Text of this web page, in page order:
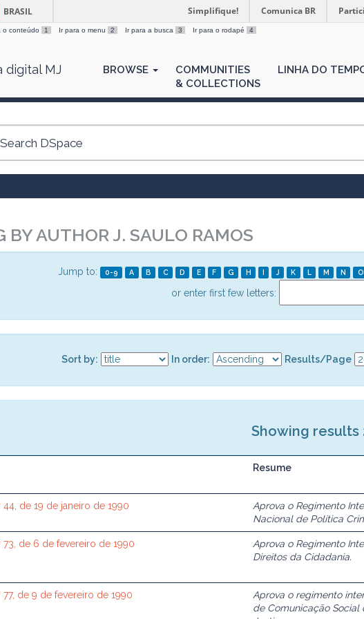
BRASIL Simplifique! Comunica BR
o conteúdo 1 Ir para o menu 2 Ir para a busca 3 Ir para o rodapé 4
digital MJ BROWSE
COMMUNITIES
& COLLECTIONS
LINHA DO
BY AUTHOR J. SAULO RAMOS
Jump to: 0-9 A B C D E F G H I J K L M N O
or enter first few letters:
Sort by: In order: Results/Page
Showing results
Resume
44, de 19 de janeiro de 1990
Aprova o Regimento
Nacional de Política
73, de 6 de fevereiro de 1990
Aprova o Regimento
Direitos da Cidadania.
77, de 9 de fevereiro de 1990
Aprova o regimento
de Comunicação Social